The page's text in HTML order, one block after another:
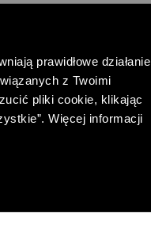
prawidłowe działanie
z Twoimi
pliki cookie, klikając
Więcej informacji